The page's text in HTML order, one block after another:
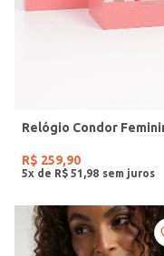
R$ 259,90
5x de R$ 51 98